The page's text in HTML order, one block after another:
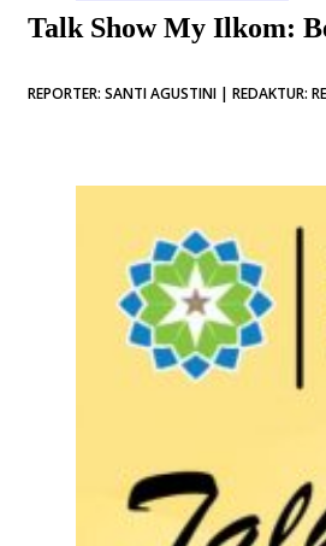
Talk Show My Ilkom:
REPORTER: SANTI AGUSTINI | REDAKTUR: